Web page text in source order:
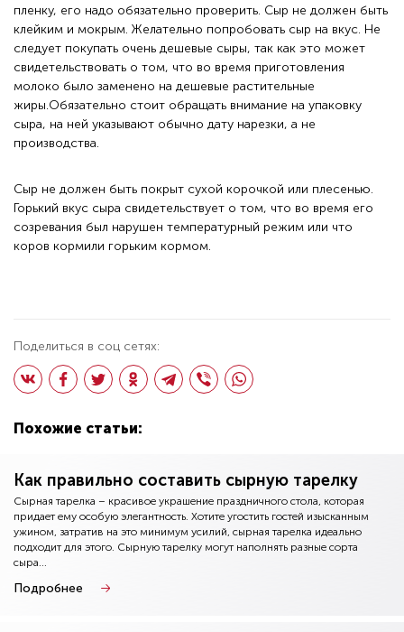
пленку, его надо обязательно проверить. Сыр не должен быть
клейким и мокрым. Желательно попробовать сыр на вкус. Не
следует покупать очень дешевые сыры, так как это может
свидетельствовать о том, что во время приготовления
молоко было заменено на дешевые растительные
жиры.Обязательно стоит обращать внимание на упаковку
сыра, на ней указывают обычно дату нарезки, а не
производства.
Сыр не должен быть покрыт сухой корочкой или плесенью.
Горький вкус сыра свидетельствует о том, что во время его
созревания был нарушен температурный режим или что
коров кормили горьким кормом.
Поделиться в соц сетях:
Похожие статьи:
Как правильно составить сырную тарелку
Сырная тарелка – красивое украшение праздничного стола, которая
придает ему особую элегантность. Хотите угостить гостей изысканным
ужином, затратив на это минимум усилий, сырная тарелка идеально
подходит для этого. Сырную тарелку могут наполнять разные сорта
сыра...
Подробнее